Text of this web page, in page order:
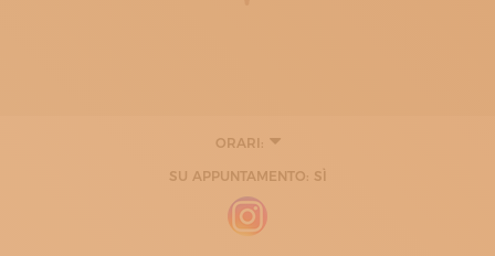
ORARI:
SU APPUNTAMENTO: SÌ